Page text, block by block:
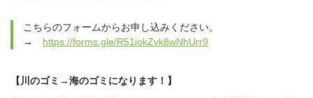
こちらのフォームからお申し込みください。
→ https://forms.gle/R51iokZvk8wNhUrr9
【川のゴミ→海のゴミになります！】